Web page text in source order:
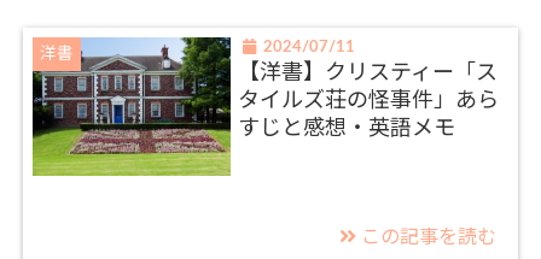
洋書 2024/07/11
【洋書】クリスティー「ス
タイルズ荘の怪事件」あら
すじと感想・英語メモ
この記事を読む